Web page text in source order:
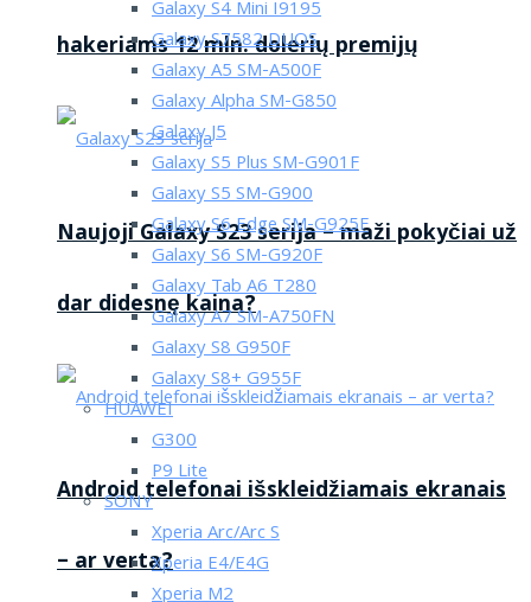
hakeriams 12 mln. dolerių premijų
Naujoji Galaxy S23 serija – maži pokyčiai už
dar didesnę kaina?
Android telefonai išskleidžiamais ekranais
– ar verta?
Galaxy S4 Mini I9195
Galaxy S7582 DUOS
Galaxy A5 SM-A500F
Galaxy Alpha SM-G850
Galaxy J5
Galaxy S5 Plus SM-G901F
Galaxy S5 SM-G900
Galaxy S6 Edge SM-G925F
Galaxy S6 SM-G920F
Galaxy Tab A6 T280
Galaxy A7 SM-A750FN
Galaxy S8 G950F
Galaxy S8+ G955F
HUAWEI
G300
P9 Lite
SONY
Xperia Arc/Arc S
Xperia E4/E4G